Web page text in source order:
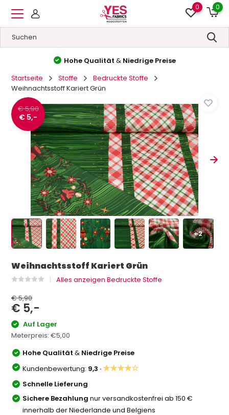
0 0
Hohe Qualität & Niedrige Preise
Startseite
Stoffe
Bedruckte Stoffe
Weihnachtsstoff Kariert Grün
€ 5,90
€ 5,-
+2
Weihnachtsstoff Kariert Grün
Alles anzeigen Bedruckte Stoffe
€ 5,90
€ 5,-
Auf Lager
Meterpreis:€5,00
Hohe Qualität& Niedrige Preise
Kundenbewertung: 9,3 ·★★★★☆
Schnelle Lieferung
Sichere Bezahlung nur versandkostenfrei ab 150 €
innerhalb der Niederlande und Belgiens